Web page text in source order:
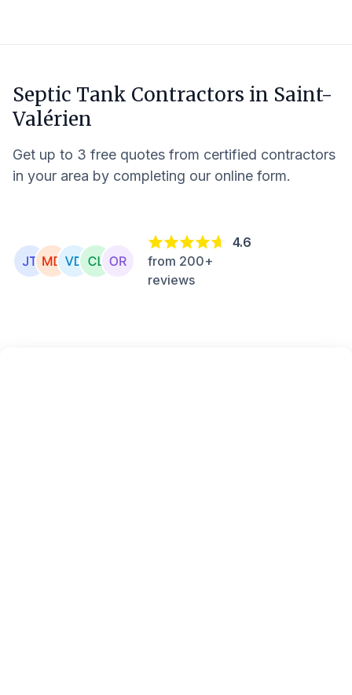
Septic Tank Contractors in Saint-
Valérien
Get up to 3 free quotes from certified contractors
in your area by completing our online form.
4.6
from 200+
reviews